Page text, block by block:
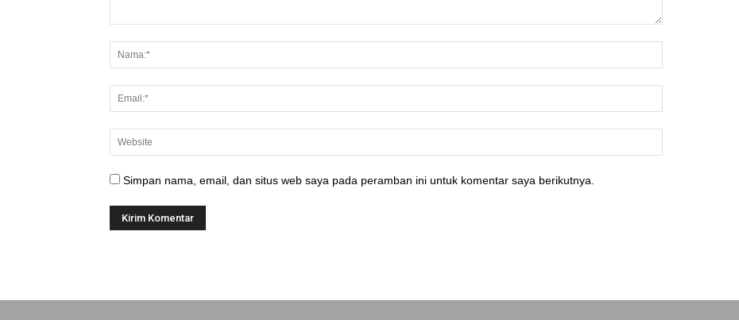
Simpan nama, email, dan situs web saya pada peramban ini untuk komentar saya berikutnya.